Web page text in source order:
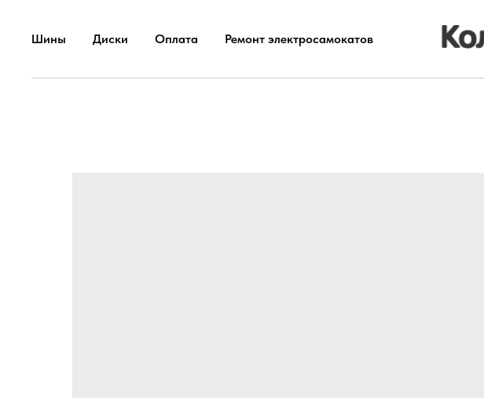
Шины Диски Оплата Ремонт электросамокатов